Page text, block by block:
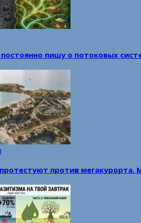
пишу о потоковых
против мегакурорта.